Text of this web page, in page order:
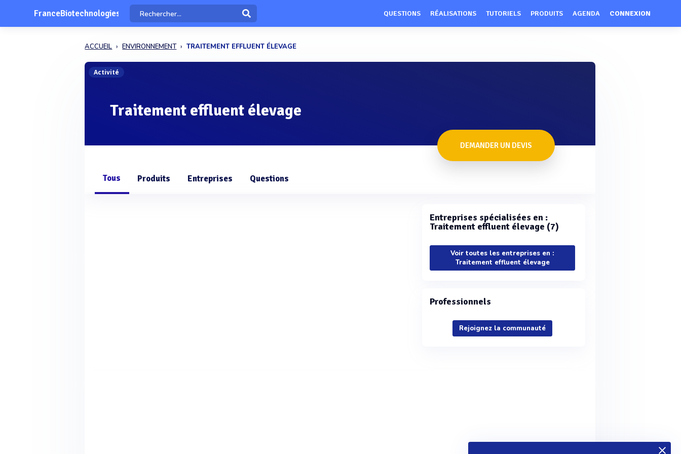
FranceBiotechnologies QUESTIONS RÉALISATIONS TUTORIELS PRODUITS AGENDA CONNEXION
ACCUEIL ENVIRONNEMENT TRAITEMENT EFFLUENT ÉLEVAGE
Activité
Traitement effluent élevage
DEMANDER UN DEVIS
Tous Produits Entreprises Questions
Entreprises spécialisées en :
Traitement effluent élevage (7)
Voir toutes les entreprises en :
Traitement effluent élevage
Professionnels
Rejoignez la communauté